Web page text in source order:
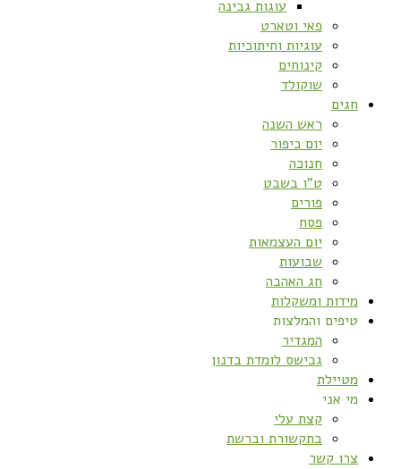
עוגות גבינה
פאי וטארט
עוגיות וחיתוכיות
קינוחים
שוקולד
חגים
ראש השנה
יום כיפור
חנוכה
ט”ו בשבט
פורים
פסח
יום העצמאות
שבועות
חג האהבה
מידות ומשקלות
טיפים והמלצות
המגדיר
גבישס לומדת בדנון
מטיילת
מי אני
קצת עלי
בתקשורת וברשת
צרו קשר